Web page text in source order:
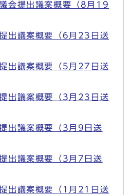
会提出議案概要（8月19
出議案概要（6月23日送
出議案概要（5月27日送
出議案概要（3月23日送
出議案概要（3月9日送
出議案概要（3月7日送
出議案概要（1月21日送